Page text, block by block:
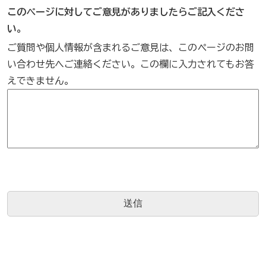
このページに対してご意見がありましたらご記入くださ
い。
ご質問や個人情報が含まれるご意見は、このページのお問
い合わせ先へご連絡ください。この欄に入力されてもお答
えできません。